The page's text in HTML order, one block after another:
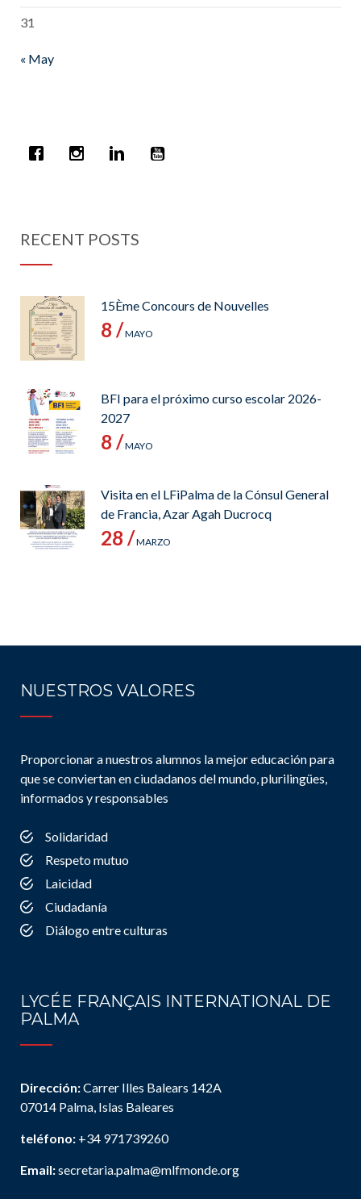
31
« May
RECENT POSTS
15Ème Concours de Nouvelles
8 /MAYO
BFI para el próximo curso escolar 2026-
2027
8 /MAYO
Visita en el LFiPalma de la Cónsul General
de Francia, Azar Agah Ducrocq
28 /MARZO
NUESTROS VALORES
Proporcionar a nuestros alumnos la mejor educación para
que se conviertan en ciudadanos del mundo, plurilingües,
informados y responsables
Solidaridad
Respeto mutuo
Laicidad
Ciudadanía
Diálogo entre culturas
LYCÉE FRANÇAIS INTERNATIONAL DE
PALMA
Dirección:Carrer Illes Balears 142A
07014 Palma, Islas Baleares
teléfono: +34 971739260
Email:secretaria.palma@mlfmonde.org